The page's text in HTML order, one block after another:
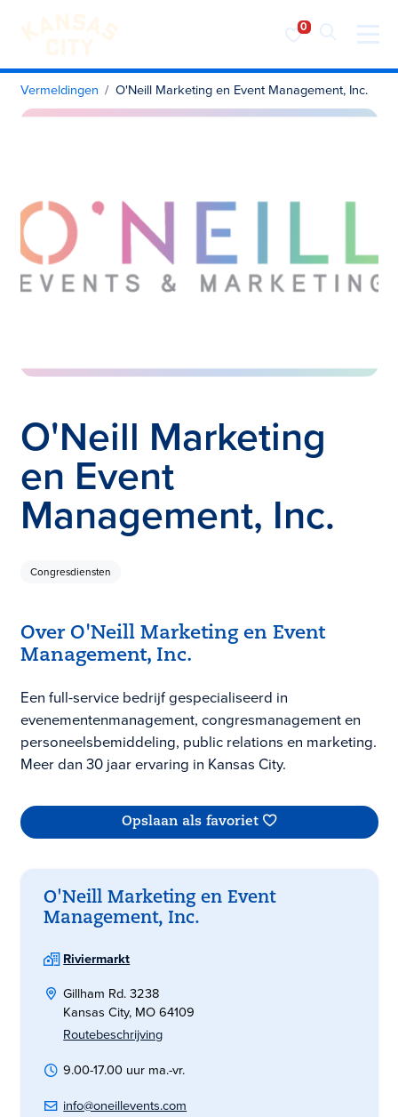
Bezoek KC
Ga naar inhoud
Vermeldingen O'Neill Marketing en Event Management, Inc.
O'Neill Marketing
en Event
Management, Inc.
Congresdiensten
Over O'Neill Marketing en Event
Management, Inc.
Een full-service bedrijf gespecialiseerd in
evenementenmanagement, congresmanagement en
personeelsbemiddeling, public relations en marketing.
Meer dan 30 jaar ervaring in Kansas City.
Opslaan als favoriet
O'Neill Marketing en Event
Management, Inc.
Riviermarkt
Gillham Rd. 3238
Kansas City, MO 64109
Routebeschrijving
9.00-17.00 uur ma.-vr.
info@oneillevents.com